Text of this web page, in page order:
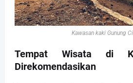
Kawasan kaki Gunung
Tempat Wisata di
Direkomendasikan